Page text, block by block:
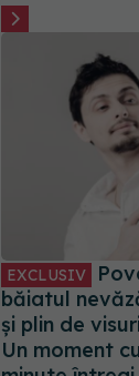
EXCLUSIV
băiatul
și plin de
Un moment